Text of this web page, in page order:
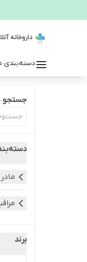
دسته‌بندی
جستجو
برند